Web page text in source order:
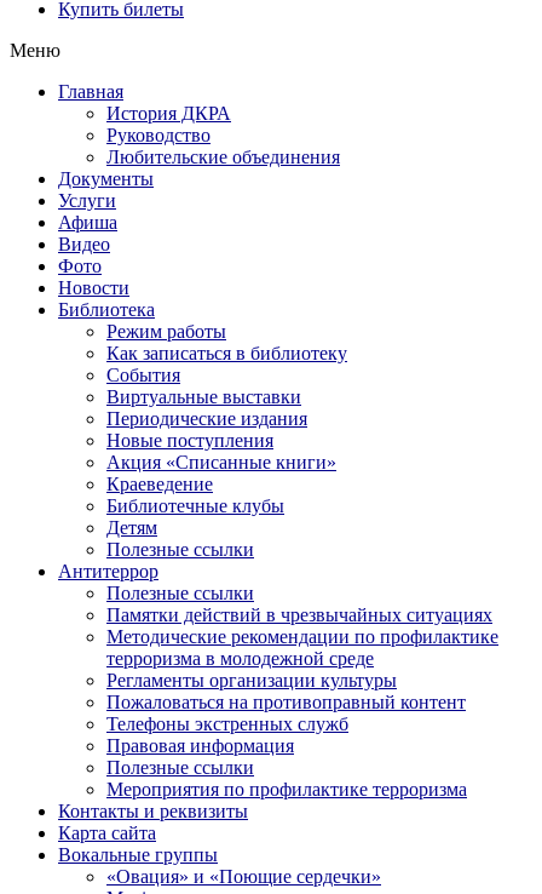
Купить билеты
Меню
Главная
История ДКРА
Руководство
Любительские объединения
Документы
Услуги
Афиша
Видео
Фото
Новости
Библиотека
Режим работы
Как записаться в библиотеку
События
Виртуальные выставки
Периодические издания
Новые поступления
Акция «Списанные книги»
Краеведение
Библиотечные клубы
Детям
Полезные ссылки
Антитеррор
Полезные ссылки
Памятки действий в чрезвычайных ситуациях
Методические рекомендации по профилактике
терроризма в молодежной среде
Регламенты организации культуры
Пожаловаться на противоправный контент
Телефоны экстренных служб
Правовая информация
Полезные ссылки
Мероприятия по профилактике терроризма
Контакты и реквизиты
Карта сайта
Вокальные группы
«Овация» и «Поющие сердечки»